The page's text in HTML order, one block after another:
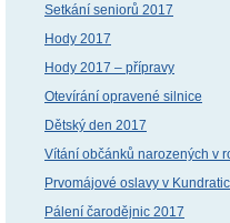
Setkání seniorů 2017
Hody 2017
Hody 2017 – přípravy
Otevírání opravené silnice
Dětský den 2017
Vítání občánků narozených v
Prvomájové oslavy v
Pálení čarodějnic 2017